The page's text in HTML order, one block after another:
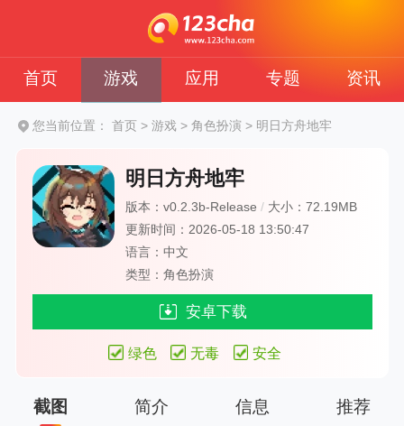
首页 游戏 应用 专题 资讯
您当前位置： 首页 > 游戏 > 角色扮演 >明日方舟地牢
明日方舟地牢
版本：v0.2.3b-Release/ 大小：72.19MB
更新时间：2026-05-18 13:50:47
语言：中文
类型：角色扮演
安卓下载
绿色 无毒 安全
截图 简介 信息 推荐